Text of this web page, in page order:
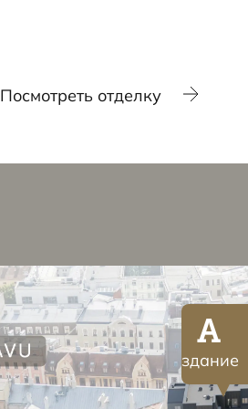
Посмотреть отделку
A
здание